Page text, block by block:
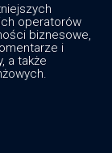
operatorów
biznesowe,
i
a także